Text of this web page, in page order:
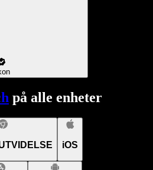
på alle enheter
iOS